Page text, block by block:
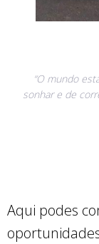
“O mundo
sonhar e de
Aqui podes